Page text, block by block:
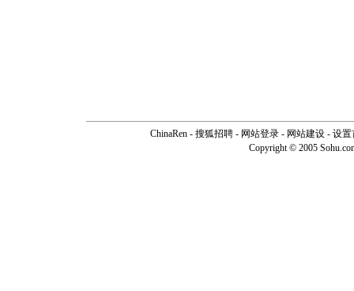
ChinaRen - 搜狐招聘 - 网站登录 - 网站建设 - 设置
Copyright © 2005